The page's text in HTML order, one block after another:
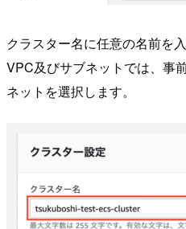
クラスター名に任意の名前を入
VPC及びサブネットでは、事
ネットを選択します。